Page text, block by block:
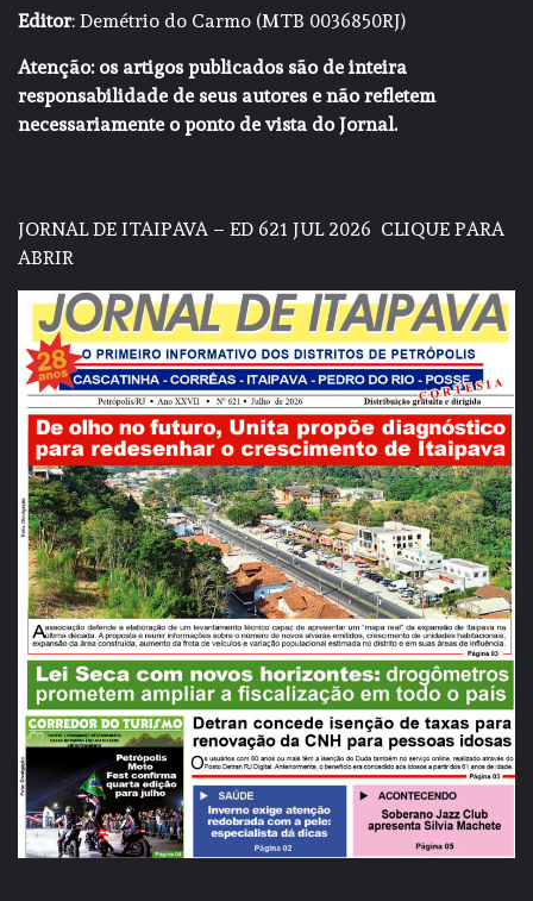
Editor: Demétrio do Carmo (MTB 0036850RJ)
Atenção: os artigos publicados são de inteira
responsabilidade de seus autores e não refletem
necessariamente o ponto de vista do Jornal.
JORNAL DE ITAIPAVA – ED 621 JUL 2026 CLIQUE PARA
ABRIR